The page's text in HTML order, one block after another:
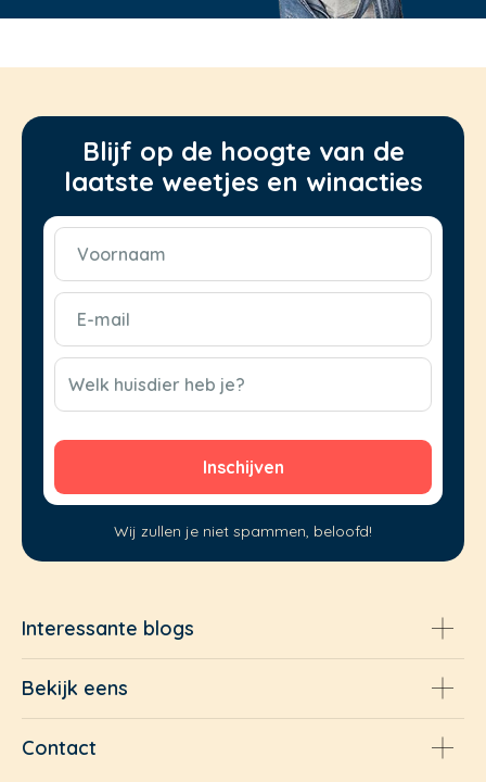
Blijf op de hoogte van de
laatste weetjes en winacties
Voornaam
(Vereist)
E-
mail
(Vereist)
CAPTCHA
Welk huisdier heb je?
Wij zullen je niet spammen, beloofd!
Interessante blogs
Bekijk eens
Contact